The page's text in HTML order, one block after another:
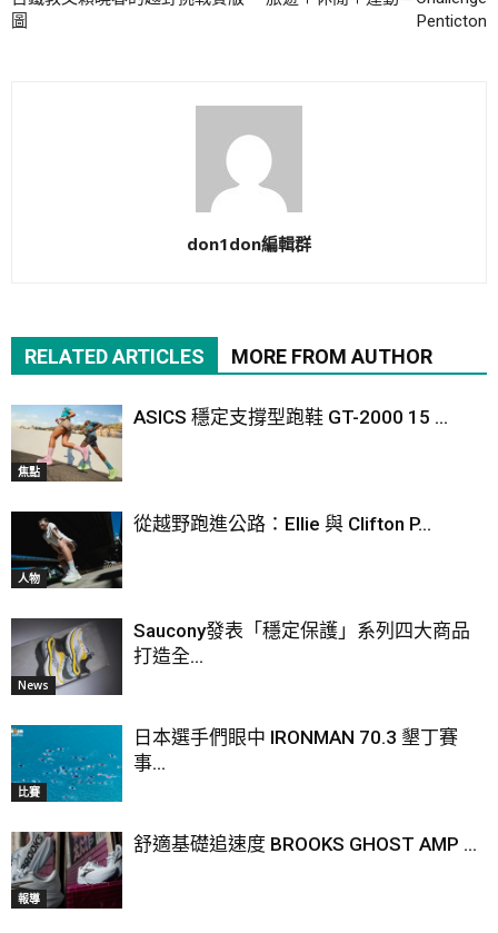
圖
Penticton
don1don編輯群
RELATED ARTICLES MORE FROM AUTHOR
焦點
ASICS 穩定支撐型跑鞋 GT-2000 15 ...
人物
從越野跑進公路：Ellie 與 Clifton P...
News
Saucony發表「穩定保護」系列四大商品
打造全...
比賽
日本選手們眼中 IRONMAN 70.3 墾丁賽
事...
報導
舒適基礎追速度 BROOKS GHOST AMP ...